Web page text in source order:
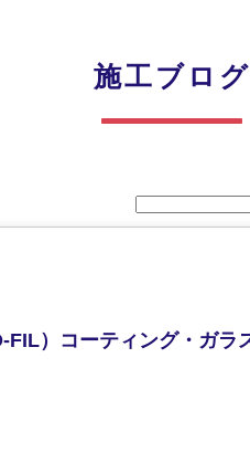
施工ブログ
）コーティング・ガラ